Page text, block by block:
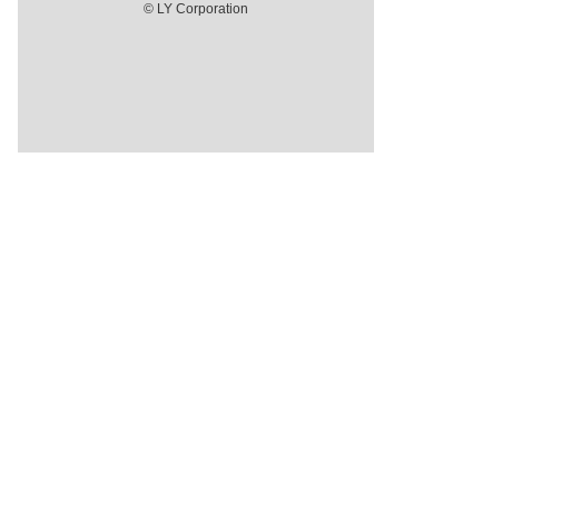
© LY Corporation